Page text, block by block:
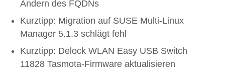
Ändern des FQDNs
Kurztipp: Migration auf SUSE Multi-Linux
Manager 5.1.3 schlägt fehl
Kurztipp: Delock WLAN Easy USB Switch
11828 Tasmota-Firmware aktualisieren